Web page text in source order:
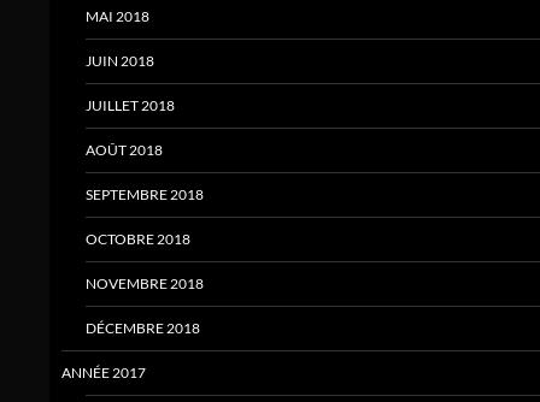
MAI 2018
JUIN 2018
JUILLET 2018
AOÛT 2018
SEPTEMBRE 2018
OCTOBRE 2018
NOVEMBRE 2018
DÉCEMBRE 2018
ANNÉE 2017